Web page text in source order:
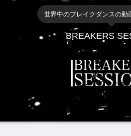
世界中のブレイクダンスの動
BREAKERS